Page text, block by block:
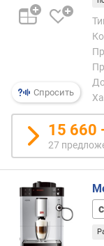
с
т
)
и
н
а
л
я
Спросить
15 660
27